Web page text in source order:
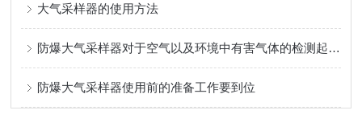
大气采样器的使用方法
防爆大气采样器对于空气以及环境中有害气体的检测起到了很好的作用
防爆大气采样器使用前的准备工作要到位